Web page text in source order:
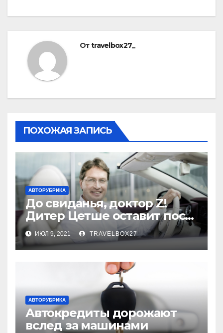
Отtravelbox27_
ПОХОЖАЯ ЗАПИСЬ
АВТОРУБРИКА
До свиданья, доктор Z!
Дитер Цетше оставит пост
главы концерна Daimler
ИЮЛ 9, 2021 TRAVELBOX27_
АВТОРУБРИКА
Автокредиты дорожают
вслед за машинами